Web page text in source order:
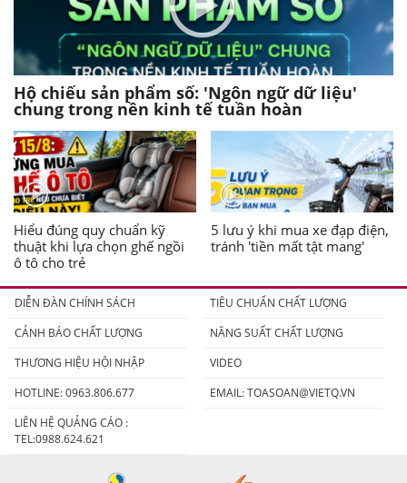
Hộ chiếu sản phẩm số: 'Ngôn ngữ dữ liệu'
chung trong nền kinh tế tuần hoàn
Hiểu đúng quy chuẩn kỹ
thuật khi lựa chọn ghế ngồi
ô tô cho trẻ
5 lưu ý khi mua xe đạp điện,
tránh 'tiền mất tật mang'
DIỄN ĐÀN CHÍNH SÁCH
TIÊU CHUẨN CHẤT LƯỢNG
CẢNH BÁO CHẤT LƯỢNG
NĂNG SUẤT CHẤT LƯỢNG
THƯƠNG HIỆU HỘI NHẬP
VIDEO
HOTLINE: 0963.806.677
EMAIL:TOASOAN@VIETQ.VN
LIÊN HỆ QUẢNG CÁO :
TEL:0988.624.621